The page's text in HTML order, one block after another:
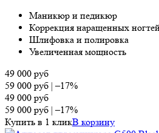
Маникюр и педикюр
Коррекция наращенных
Шлифовка и полировка
Увеличенная мощность
49 000 руб
59 000 руб |–17%
49 000 руб
59 000 руб |–17%
Купить в 1 кликВ корзину